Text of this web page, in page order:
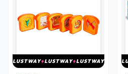
LUSTWAY LUSTWAY LUSTWAY